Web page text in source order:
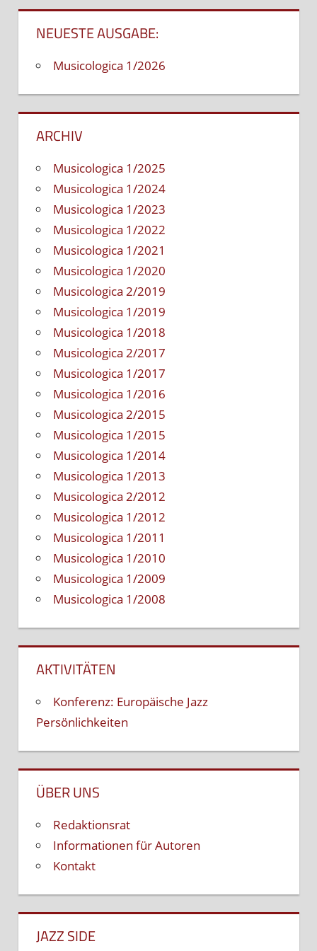
NEUESTE AUSGABE:
Musicologica 1/2026
ARCHIV
Musicologica 1/2025
Musicologica 1/2024
Musicologica 1/2023
Musicologica 1/2022
Musicologica 1/2021
Musicologica 1/2020
Musicologica 2/2019
Musicologica 1/2019
Musicologica 1/2018
Musicologica 2/2017
Musicologica 1/2017
Musicologica 1/2016
Musicologica 2/2015
Musicologica 1/2015
Musicologica 1/2014
Musicologica 1/2013
Musicologica 2/2012
Musicologica 1/2012
Musicologica 1/2011
Musicologica 1/2010
Musicologica 1/2009
Musicologica 1/2008
AKTIVITÄTEN
Konferenz: Europäische Jazz
Persönlichkeiten
ÜBER UNS
Redaktionsrat
Informationen für Autoren
Kontakt
JAZZ SIDE